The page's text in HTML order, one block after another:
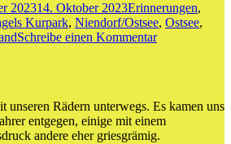
202314. Oktober 2023Erinnerungen,
Kurpark, Niendorf/Ostsee, Ostsee,
Schreibe einen Kommentarzu
unseren Rädern unterwegs. Es kamen uns
entgegen, einige mit einem
andere eher griesgrämig.